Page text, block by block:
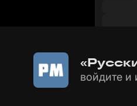
войдите и